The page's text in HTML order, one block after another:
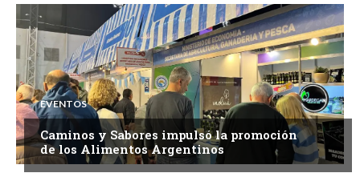
EVENTOS
Caminos y Sabores impulsó la promoción
de los Alimentos Argentinos